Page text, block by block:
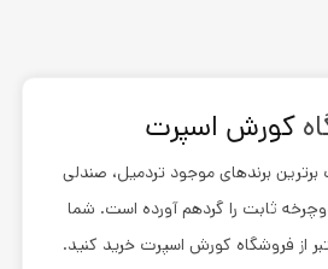
کورش اسپرت
برترین برندهای موجود تردمیل، صندلی
دوچرخه ثابت را گردهم آورده است. شما
از فروشگاه کورش اسپرت خرید کنید.